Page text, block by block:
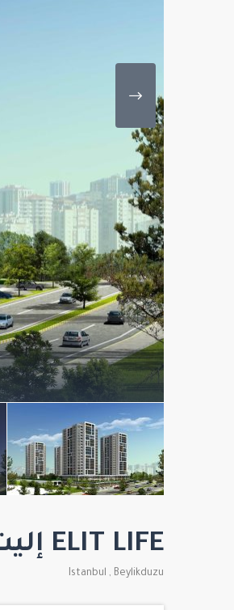
ELIT LIFE إليت لايف
Istanbul , Beylikduzu